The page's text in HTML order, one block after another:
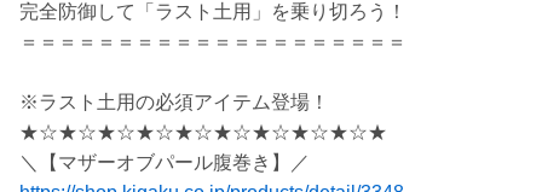
完全防御して「ラスト土用」を乗り切ろう！
＝＝＝＝＝＝＝＝＝＝＝＝＝＝＝＝＝＝＝＝
※ラスト土用の必須アイテム登場！
★☆★☆★☆★☆★☆★☆★☆★☆★☆★
＼【マザーオブパール腹巻き】／